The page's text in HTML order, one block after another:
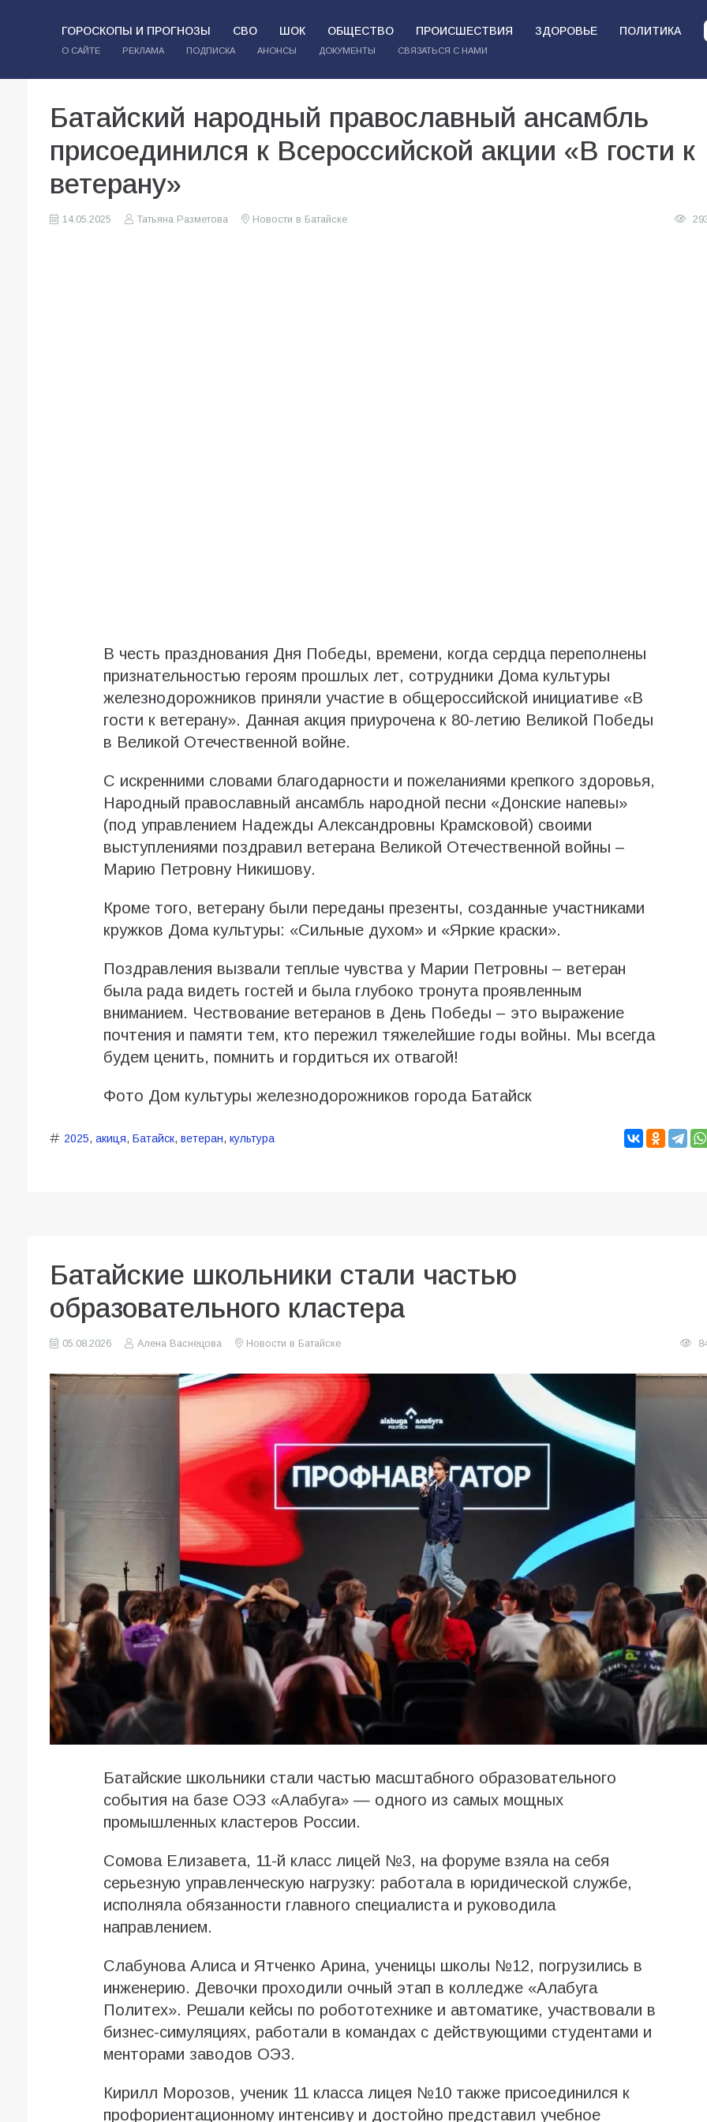
ГОРОСКОПЫ И ПРОГНОЗЫ СВО ШОК ОБЩЕСТВО ПРОИСШЕСТВИЯ ЗДОРОВЬЕ ПОЛИТИКА
О САЙТЕ РЕКЛАМА ПОДПИСКА АНОНСЫ ДОКУМЕНТЫ СВЯЗАТЬСЯ С НАМИ
Батайский народный православный ансамбль
присоединился к Всероссийской акции «В гости к
ветерану»
14.05.2025 Татьяна Разметова Новости в Батайске
В честь празднования Дня Победы, времени, когда сердца переполнены
признательностью героям прошлых лет, сотрудники Дома культуры
железнодорожников приняли участие в общероссийской инициативе «В
гости к ветерану». Данная акция приурочена к 80-летию Великой Победы
в Великой Отечественной войне.
С искренними словами благодарности и пожеланиями крепкого здоровья,
Народный православный ансамбль народной песни «Донские напевы»
(под управлением Надежды Александровны Крамсковой) своими
выступлениями поздравил ветерана Великой Отечественной войны –
Марию Петровну Никишову.
Кроме того, ветерану были переданы презенты, созданные участниками
кружков Дома культуры: «Сильные духом» и «Яркие краски».
Поздравления вызвали теплые чувства у Марии Петровны – ветеран
была рада видеть гостей и была глубоко тронута проявленным
вниманием. Чествование ветеранов в День Победы – это выражение
почтения и памяти тем, кто пережил тяжелейшие годы войны. Мы всегда
будем ценить, помнить и гордиться их отвагой!
Фото Дом культуры железнодорожников города Батайск
2025, акиця, Батайск, ветеран, культура
Батайские школьники стали частью
образовательного кластера
05.08.2026 Алена Васнецова Новости в Батайске
Батайские школьники стали частью масштабного образовательного
события на базе ОЭЗ «Алабуга» — одного из самых мощных
промышленных кластеров России.
Сомова Елизавета, 11-й класс лицей №3, на форуме взяла на себя
серьезную управленческую нагрузку: работала в юридической службе,
исполняла обязанности главного специалиста и руководила
направлением.
Слабунова Алиса и Ятченко Арина, ученицы школы №12, погрузились в
инженерию. Девочки проходили очный этап в колледже «Алабуга
Политех». Решали кейсы по робототехнике и автоматике, участвовали в
бизнес-симуляциях, работали в командах с действующими студентами и
менторами заводов ОЭЗ.
Кирилл Морозов, ученик 11 класса лицея №10 также присоединился к
профориентационному интенсиву и достойно представил учебное